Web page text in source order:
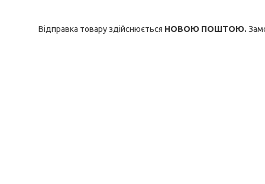
Відправка товару здійснюється НОВОЮ ПОШТОЮ.